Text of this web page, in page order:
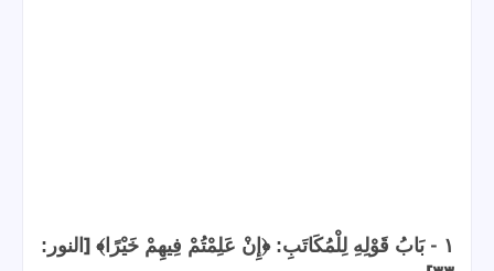
١ -بَابُ قَوْلِهِ لِلْمُكَاتَبِ: ﴿إِنْ عَلِمْتُمْ فِيهِمْ خَيْرًا﴾ [ النور: